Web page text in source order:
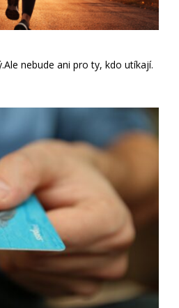
nebude ani pro ty, kdo utíkají.